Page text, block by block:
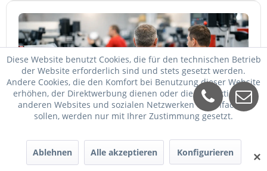
nutzen
Eine Holzmann Maschinen Ausstellung hilft bei Auswahl,
✕
Diese Website benutzt Cookies, die für den technischen Betrieb
der Website erforderlich sind und stets gesetzt werden.
Andere Cookies, die den Komfort bei Benutzung dieser Website
erhöhen, der Direktwerbung dienen oder die Interaktion mit
anderen Websites und sozialen Netzwerken vereinfachen
sollen, werden nur mit Ihrer Zustimmung gesetzt.
Ablehnen Alle akzeptieren Konfigurieren